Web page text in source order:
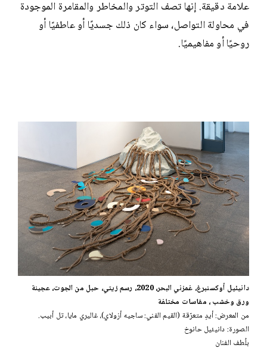
علامة دقيقة. إنها تصف التوتر والمخاطر والمقامرة الموجودة
في محاولة التواصل، سواء كان ذلك جسديًا أو عاطفيًا أو
روحيًا أو مفاهيميًا.
دانيئيل أوكسنبرغ، غمزني البحر، 2020، رسم زيتي، حبل من الجوت، عجينة
ورق وخشب ، مقاسات مختلفة
من المعرض: أيدٍ متعرّقة (القيم الفني: ساجيه أزولاي)، غاليري مايا، تل أبيب.
الصورة: دانيئيل حانوخ
بلُطف الفنان